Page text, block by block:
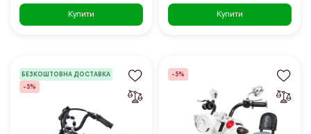
Купити Купити
БЕЗКОШТОВНА ДОСТАВКА
-5%
-5%